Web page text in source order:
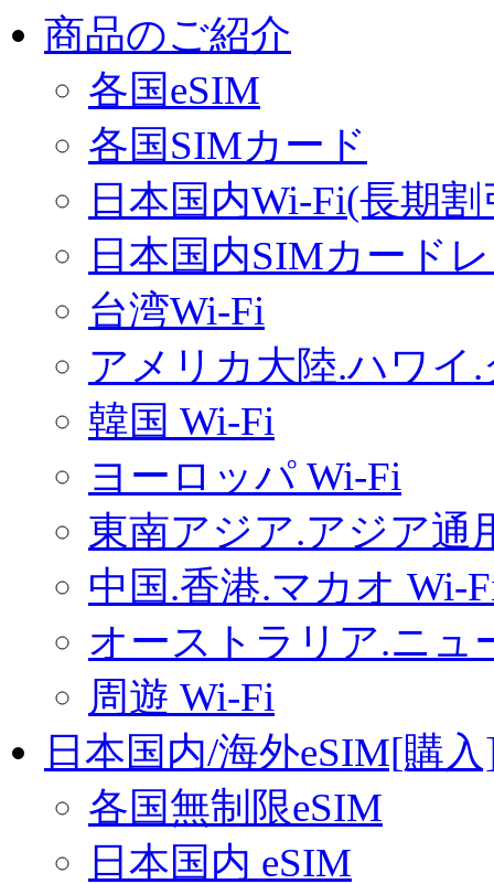
商品のご紹介
各国eSIM
各国SIMカード
日本国内Wi-Fi(長期
日本国内SIMカード
台湾Wi-Fi
アメリカ大陸.ハワイ
韓国 Wi-Fi
ヨーロッパ Wi-Fi
東南アジア.アジア通
中国.香港.マカオ Wi-
オーストラリア.ニュ
周遊 Wi-Fi
日本国内/海外eSIM[購
各国無制限eSIM
日本国内 eSIM